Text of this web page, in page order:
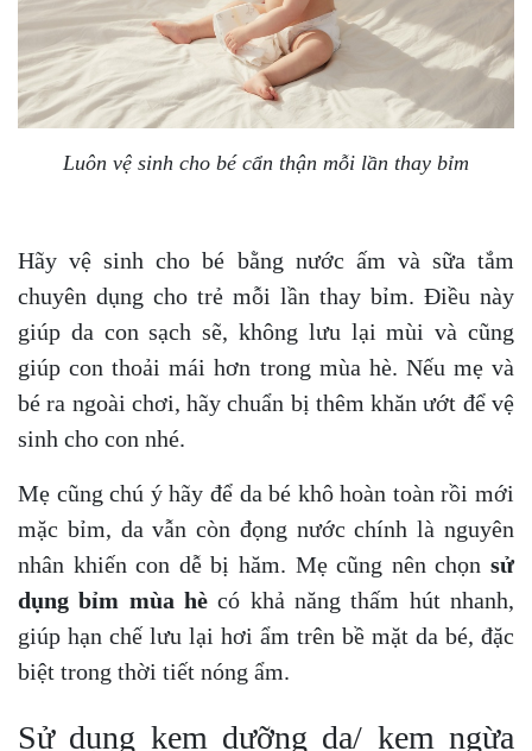
Luôn vệ sinh cho bé cẩn thận mỗi lần thay bỉm
Hãy vệ sinh cho bé bằng nước ấm và sữa tắm
chuyên dụng cho trẻ mỗi lần thay bỉm. Điều này
giúp da con sạch sẽ, không lưu lại mùi và cũng
giúp con thoải mái hơn trong mùa hè. Nếu mẹ và
bé ra ngoài chơi, hãy chuẩn bị thêm khăn ướt để vệ
sinh cho con nhé.
Mẹ cũng chú ý hãy để da bé khô hoàn toàn rồi mới
mặc bỉm, da vẫn còn đọng nước chính là nguyên
nhân khiến con dễ bị hăm. Mẹ cũng nên chọn sử
dụng bỉm mùa hè có khả năng thấm hút nhanh,
giúp hạn chế lưu lại hơi ẩm trên bề mặt da bé, đặc
biệt trong thời tiết nóng ẩm.
Sử dụng kem dưỡng da/ kem ngừa